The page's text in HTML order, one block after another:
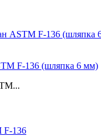
F-136 (шляпка 6 мм)